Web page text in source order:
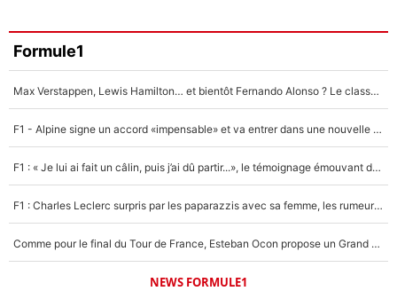
Formule1
Max Verstappen, Lewis Hamilton… et bientôt Fernando Alonso ? Le classement des pilotes les mieux payés en Formule 1 risque de changer !
F1 - Alpine signe un accord «impensable» et va entrer dans une nouvelle dimension : Grande nouvelle pour Pierre Gasly !
F1 : « Je lui ai fait un câlin, puis j’ai dû partir...», le témoignage émouvant de Max Verstappen sur sa fille
F1 : Charles Leclerc surpris par les paparazzis avec sa femme, les rumeurs étaient vraies !
Comme pour le final du Tour de France, Esteban Ocon propose un Grand Prix de Formule 1 à Paris : «Autour de l’Arc de Triomphe, ce serait génial» !
NEWS FORMULE1